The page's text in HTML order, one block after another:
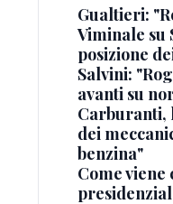
Gualtieri:
Viminale su
posizione
Salvini:
avanti su
Carburanti,
dei
benzina"
Come viene